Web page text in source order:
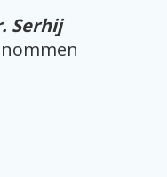
Serhij